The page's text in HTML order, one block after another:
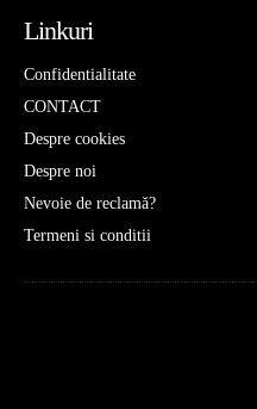
Linkuri
Confidentialitate
CONTACT
Despre cookies
Despre noi
Nevoie de reclamă?
Termeni si conditii